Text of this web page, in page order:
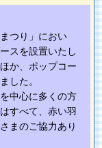
つり」におい
スを設置いたし
か、ポップコー
した。
中心に多くの方
すべて、赤い羽
まのご協力あり